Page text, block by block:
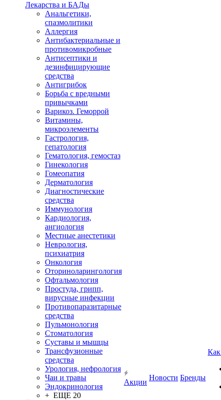
Лекарства и БАДы
Анальгетики,
спазмолитики
Аллергия
Антибактериальные и
противомикробные
Антисептики и
дезинфицирующие
средства
Антигрибок
Борьба с вредными
привычками
Варикоз. Геморрой
Витамины,
микроэлементы
Гастрология,
гепатология
Гематология, гемостаз
Гинекология
Гомеопатия
Дерматология
Диагностические
средства
Иммунология
Кардиология,
ангиология
Местные анестетики
Неврология,
психиатрия
Онкология
Оториноларингология
Офтальмология
Простуда, грипп,
вирусные инфекции
Противопаразитарные
средства
Пульмонология
Стоматология
Суставы и мышцы
Трансфузионные
средства
Урология, нефрология
Чаи и травы
Эндокринология
+ ЕЩЕ 20
Акции
Новости Бренды